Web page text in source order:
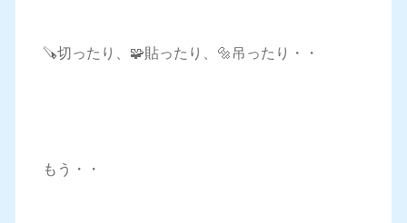
🪚切ったり、🧩貼ったり、🔩吊ったり・・
もう・・